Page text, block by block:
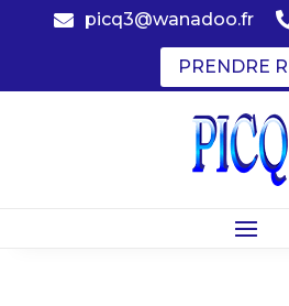
 picq3@wanadoo.fr
PRENDRE